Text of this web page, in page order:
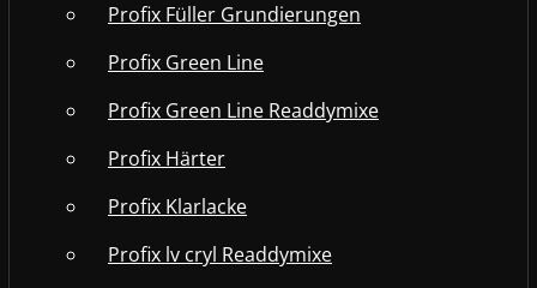
Profix Füller Grundierungen
Profix Green Line
Profix Green Line Readdymixe
Profix Härter
Profix Klarlacke
Profix lv cryl Readdymixe